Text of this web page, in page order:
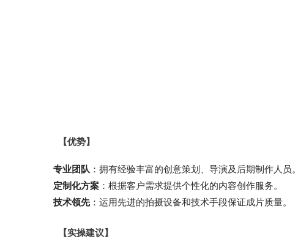
【优势】
专业团队 ：拥有经验丰富的创意策划、导演及后期制作人员。
定制化方案 ：根据客户需求提供个性化的内容创作服务。
技术领先：运用先进的拍摄设备和技术手段保证成片质量。
【实操建议】